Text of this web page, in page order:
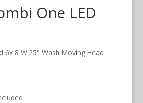
One LED
6x 8 W 25° Wash Moving Head